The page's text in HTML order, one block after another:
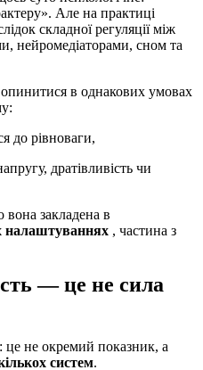
Але на практиці
складної регуляції між
нейромедіаторами, сном та
в однакових умовах
до рівноваги,
дратівливість чи
вона закладена в
налаштуваннях , частина з
— це не сила
не окремий показник, а
систем.